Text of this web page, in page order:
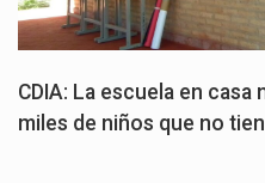
CDIA: La escuela en
miles de niños que no